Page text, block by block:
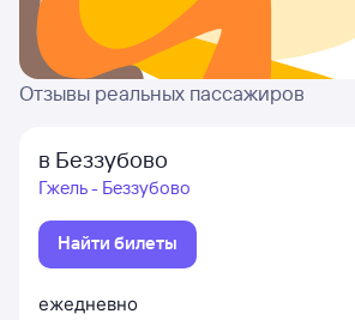
Отзывы реальных пассажиров
в Беззубово
Гжель - Беззубово
Найти билеты
ежедневно